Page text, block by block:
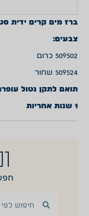
ברז מים קרים ידית
צבעים:
509502 כרום
509524 שחור
תואם לתקן נטול
1 שנות אחריות